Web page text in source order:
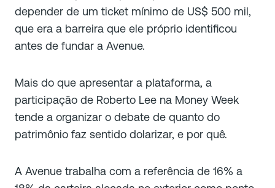
depender de um ticket mínimo de US$ 500 mil,
que era a barreira que ele próprio identificou
antes de fundar a Avenue.
Mais do que apresentar a plataforma, a
participação de Roberto Lee na Money Week
tende a organizar o debate de quanto do
patrimônio faz sentido dolarizar, e por quê.
A Avenue trabalha com a referência de 16% a